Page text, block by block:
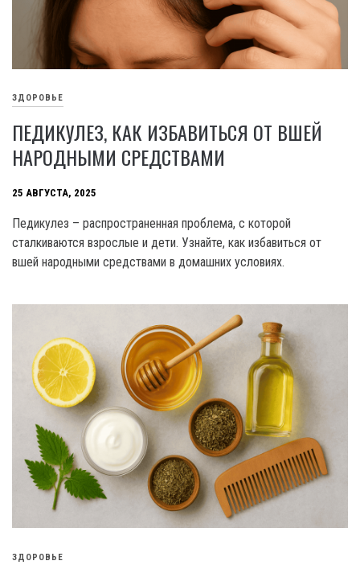
ЗДОРОВЬЕ
ПЕДИКУЛЕЗ, КАК ИЗБАВИТЬСЯ ОТ ВШЕЙ
НАРОДНЫМИ СРЕДСТВАМИ
25 АВГУСТА, 2025
Педикулез – распространенная проблема, с которой
сталкиваются взрослые и дети. Узнайте, как избавиться от
вшей народными средствами в домашних условиях.
ЗДОРОВЬЕ